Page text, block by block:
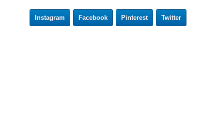
Instagram Facebook Pinterest Twitter